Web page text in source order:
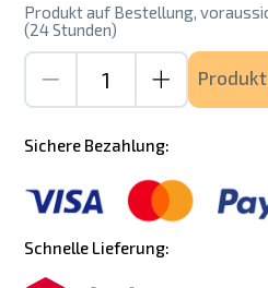
Produkt auf Bestellung,
(24 Stunden)
Sichere Bezahlung:
Schnelle Lieferung: